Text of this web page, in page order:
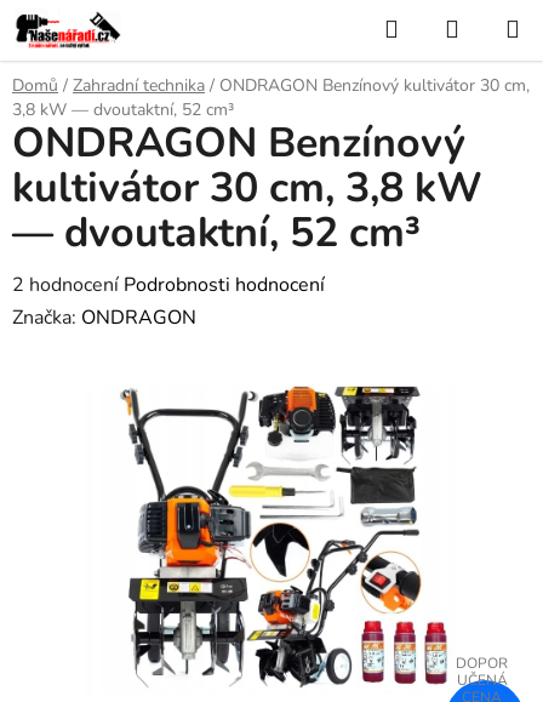
Přejít
na
obsah
Hledat
KOŠÍK
Domů / Zahradní technika / ONDRAGON Benzínový kultivátor 30 cm,
3,8 kW — dvoutaktní, 52 cm³
ONDRAGON Benzínový
kultivátor 30 cm, 3,8 kW
— dvoutaktní, 52 cm³
Průměrné
hodnocení
2 hodnocení Podrobnosti hodnocení
Značka: ONDRAGON